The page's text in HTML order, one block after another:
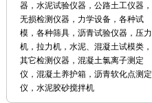
器，水泥试验仪器，公路土工仪器，
无损检测仪器，力学设备，各种试
模，各种筛具，沥青试验仪器，压力
机，拉力机，水泥、混凝土试模类，
其它检测仪器，混凝土氯离子测定
仪，混凝土养护箱，沥青软化点测定
仪，水泥胶砂搅拌机